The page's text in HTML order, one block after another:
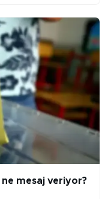
mesaj veriyor?